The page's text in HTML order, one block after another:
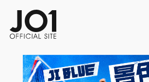
SCHEDULE
DISCOGRAPHY
ARCHIVES